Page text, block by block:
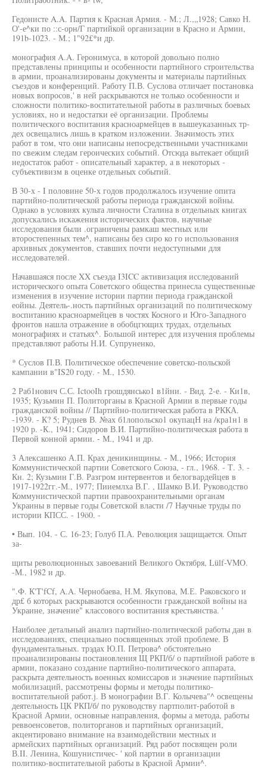
Гедонисте A.A. Партия к Красная Армия. - М.; Л.,„1928; Савко Н.
О'-е^ки по ::с-орн/Г партийкой организации в Красно и Армии,
191b-1023. - М.; 1"92£*и др.
монография A.A. Геронимуса, в которой довольно полно
представлены принципы и особенности партийного строительства
в армии, проанализированы документы и материалы партийных
съездов и конференций. Работу П.В. Суслова отличает постановка
новых вопросов,' в ней раскрываются не только особенности и
сложности политико-воспитательной работы в различных боевых
условиях, но и недостатки её организации. Проблемы
политического воспитания красноармейцев в вышеуказанных тр-
дех освещались лишь в кратком изложении. Значимость этих
работ в том, что они написаны непосредственными участниками
по свежим следам героических событий. Отсюда вытекает общий
недостаток работ - описательный характер, а в некоторых -
субъективизм в оценке отдельных событий.
В 30-х - I половине 50-х годов продолжалось изучение опита
партийно-политической работы периода гражданской войны.
Однако в условиях культа личности Сталина в отдельных книгах
допускались искажения исторических фактов, научные
исследования были .ограничены рамкаш местных или
второстепенных тем^, написаны без сиро ко го использования
архивных документов, ставших почти недоступными для
исследователей.
Начавшаяся после XX съезда I3ICC активизация исследований
исторического опыта Советского общества принесла существенные
изменения в изучение истории партии периода гражданской
еойны. Деятель-.ность партийных организаций по политическому
воспитанию красноармейцев в чостях Косного и Юго-Западного
фронтов нашла отражение в обобцгющих трудах, отдельных
монографиях и статьях^. Большой интерес для изучения проблемы
представляют работы Н.И. Супруненко,
* Суслов П.В. Политическое обеспечение советско-польской
кампании в"IS20 году. - М., 1530.
2 Раб1нович С.С. IctooIh грошдянсько1 в1йни. - Вид. 2-е. - Ки1в,
1935; Кузьмин П. Политорганы в Красной Армии в первые годы
гражданской войны // Партийно-политическая работа в РККА.
-1939. - К? 5; Руднев В. №ах б1лопольско1 окупацН на /кра1н1 в
1920 р. -К., 1941; Сидоров В.И. Партийно-политическая работа в
Первой конной армии. - М., 1941 и др.
3 Алексашенко А.П. Крах деникинщины. - М., 1966; История
Коммунистической партии Советского Союза, - гл., 1968. - Т. 3. -
Кн. 2; Кузьмин Г.В. Разгром интервентов и белогвардейцев в
1917-1922гг.-М., 1977; Пииемлха В.Г. , Шамко В.И. Руководство
Коммунистической партии правоохранительными органам
Украины в первые годы Советской власти /7 Научные труды по
истории КПСС. - 19ö0. -
• Вып. 104. - С. 16-23; Голуб П.А. Революция защищается. Опыт
за-
щиты революционных завоеваний Великого Октября, Lülf-VMO.
-М., 1982 и др.
".Ф. К'T'fCf, A.A. Чернобаева, Н.М. Якупова, М.Е. Раковского и
др£ б которых раскрываются особенности гражданской войны на
Украине, значение" классового воспитания крестьянства. '
Наиболее детальный анализ партийно-политической работы дан в
исследованиях, специально посвященных этой проблеме. В
фундаментальных. трэдах Ю.П. Петрова^ обстоятельно
проанализированы постановления Щ РКП/б/ о партийной работе в
армии, показано создание партийно-политического аппарата,
раскрыта деятельность военных комиссаров и значение партийных
мобилизаций, рассмотрены формы и методы политико-
воспитательной работ.j. В монографии В.Г. Колычева"^ освещены
деятельность ЦК РКП/б/ по руководству партполит-работой в
Красной Армии, основные направления, формы а метода, работы
реввоенсоветов, политорганов и партийных организаций,
акцентировано внимание на взаимодействии местных и
армейских партийных организаций. Ряд работ посвящен роли
В.II. Ленина, Кошунистичес- ' кой партии в организации
политико-воспитательной работы в Красной Армии^.